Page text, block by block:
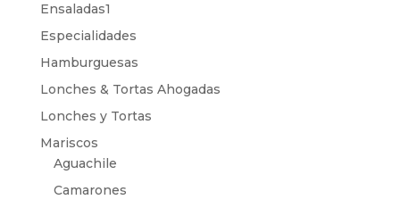
Ensaladas1
Especialidades
Hamburguesas
Lonches & Tortas Ahogadas
Lonches y Tortas
Mariscos
Aguachile
Camarones